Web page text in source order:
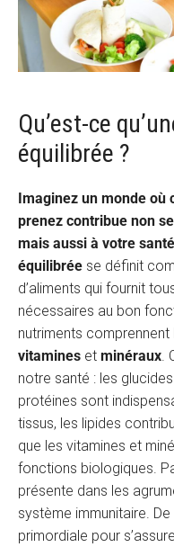
Qu’est-ce
équilibrée ?
Imaginez un monde où
prenez contribue non
mais aussi à votre
équilibrée se définit
d’aliments qui fournit
nécessaires au bon
nutriments comprennent
vitamines et minéraux.
notre santé : les
protéines sont
tissus, les lipides
que les vitamines et
fonctions biologiques.
présente dans les
système immunitaire.
primordiale pour